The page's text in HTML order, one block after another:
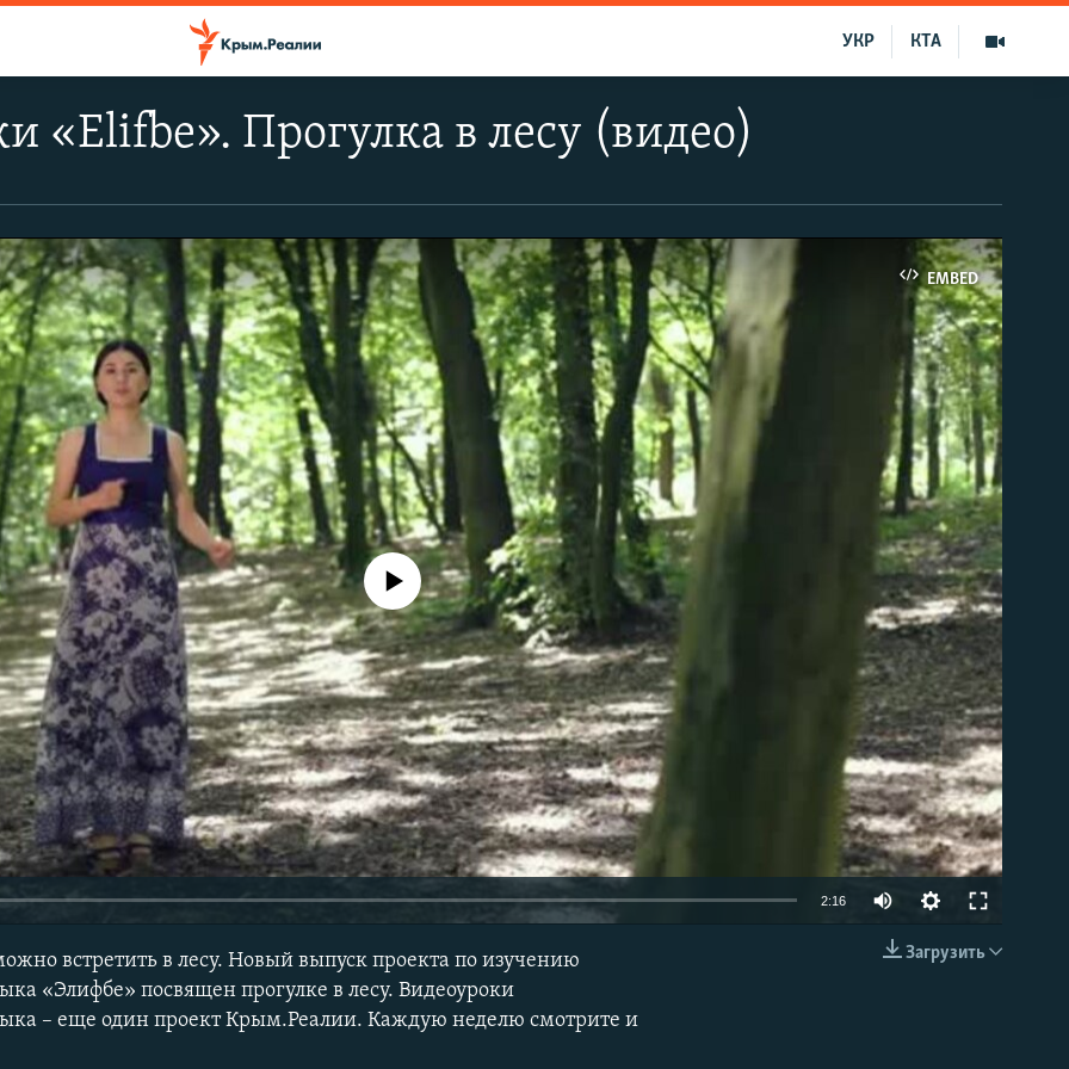
КТА
УКР
«Elifbe». Прогулка в лесу (видео)
EMBED
EMBED
No media source currently available
2:16
Загрузить
встретить в лесу. Новый выпуск проекта по изучению
«Элифбе» посвящен прогулке в лесу. Видеоуроки
– еще один проект Крым.Реалии. Каждую неделю смотрите и